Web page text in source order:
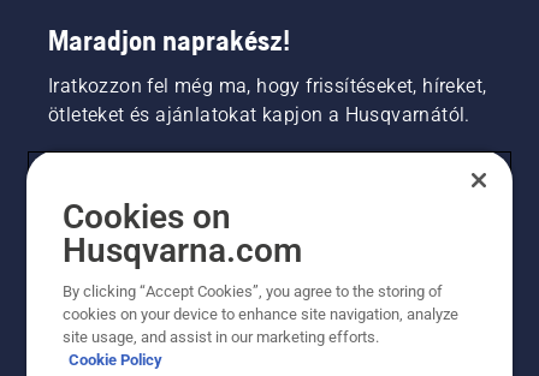
Maradjon naprakész!
Iratkozzon fel még ma, hogy frissítéseket, híreket,
ötleteket és ajánlatokat kapjon a Husqvarnától.
PROFESSZIONÁLIS
Cookies on
Husqvarna.com
By clicking “Accept Cookies”, you agree to the storing of
cookies on your device to enhance site navigation, analyze
site usage, and assist in our marketing efforts.
Cookie Policy